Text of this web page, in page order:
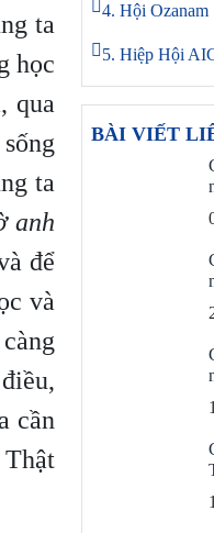
ta
học
qua
ta
anh
để
và
cần
4. Hội Ozanam
5. Hiệp Hội
BÀI VIẾT